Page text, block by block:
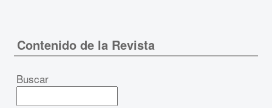
Contenido de la Revista
Buscar